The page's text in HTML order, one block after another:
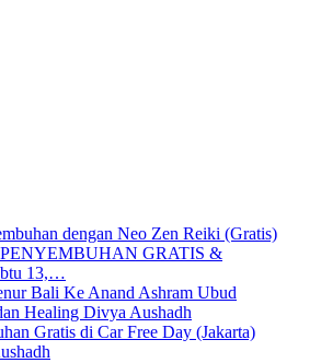
dengan Neo Zen Reiki (Gratis)
GRATIS &
13,…
Bali Ke Anand Ashram Ubud
Healing Divya Aushadh
Gratis di Car Free Day (Jakarta)